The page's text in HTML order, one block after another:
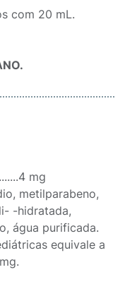
com 20 mL.
mg
metilparabeno,
-hidratada,
água purificada.
equivale a